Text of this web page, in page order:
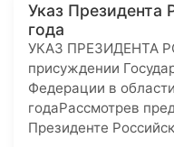
Указ
года
УКАЗ ПРЕЗИДЕНТА
присуждении
Федерации в
годаРассмотрев
Президенте